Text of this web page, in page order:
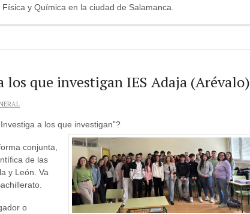
y Química en la ciudad de Salamanca.
los que investigan IES Adaja (Arévalo)
a los que investigan”?
conjunta,
de las
y León. Va
o